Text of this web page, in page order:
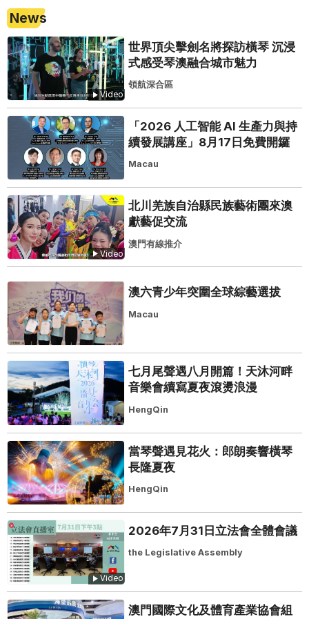
News
Video
世界頂尖擊劍名將探訪橫琴 沉浸
式感受琴澳融合城市魅力
領航深合區
「2026 人工智能 AI 生產力與持
續發展講座」8月17日免費開鑼
Macau
Video
北川羌族自治縣民族藝術團來澳
獻藝促交流
澳門有線推介
澳六青少年突圍全球綜藝選拔
Macau
七月尾聲遇八月開篇！天沐河畔
音樂會續寫夏夜滾燙浪漫
HengQin
當琴聲遇見花火：郎朗奏響橫琴
長隆夏夜
HengQin
Video
2026年7月31日立法會全體會議
the Legislative Assembly
澳門國際文化及體育產業協會組